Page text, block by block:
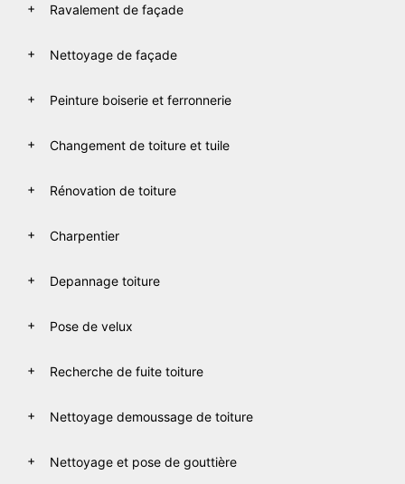
Ravalement de façade
Nettoyage de façade
Peinture boiserie et ferronnerie
Changement de toiture et tuile
Rénovation de toiture
Charpentier
Depannage toiture
Pose de velux
Recherche de fuite toiture
Nettoyage demoussage de toiture
Nettoyage et pose de gouttière